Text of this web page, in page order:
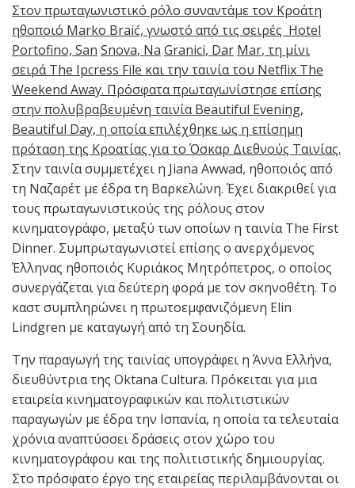
Στον πρωταγωνιστικό ρόλο συναντάμε τον Κροάτη
ηθοποιό Marko Braić, γνωστό από τις σειρές Hotel
Portofino, San Snova, Na Granici, Dar Mar, τη μίνι
σειρά The Ipcress File και την ταινία του Netflix The
Weekend Away. Πρόσφατα πρωταγωνίστησε επίσης
στην πολυβραβευμένη ταινία Beautiful Evening,
Beautiful Day, η οποία επιλέχθηκε ως η επίσημη
πρόταση της Κροατίας για το Όσκαρ Διεθνούς Ταινίας.
Στην ταινία συμμετέχει η Jiana Awwad, ηθοποιός από
τη Ναζαρέτ με έδρα τη Βαρκελώνη. Έχει διακριθεί για
τους πρωταγωνιστικούς της ρόλους στον
κινηματογράφο, μεταξύ των οποίων η ταινία The First
Dinner. Συμπρωταγωνιστεί επίσης ο ανερχόμενος
Έλληνας ηθοποιός Κυριάκος Μητρόπετρος, ο οποίος
συνεργάζεται για δεύτερη φορά με τον σκηνοθέτη. Το
καστ συμπληρώνει η πρωτοεμφανιζόμενη Elin
Lindgren με καταγωγή από τη Σουηδία.
Την παραγωγή της ταινίας υπογράφει η Άννα Ελλήνα,
διευθύντρια της Oktana Cultura. Πρόκειται για μια
εταιρεία κινηματογραφικών και πολιτιστικών
παραγωγών με έδρα την Ισπανία, η οποία τα τελευταία
χρόνια αναπτύσσει δράσεις στον χώρο του
κινηματογράφου και της πολιτιστικής δημιουργίας.
Στο πρόσφατο έργο της εταιρείας περιλαμβάνονται οι